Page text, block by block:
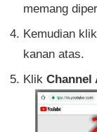
memang
Kemudian klik
kanan atas.
Klik Channel